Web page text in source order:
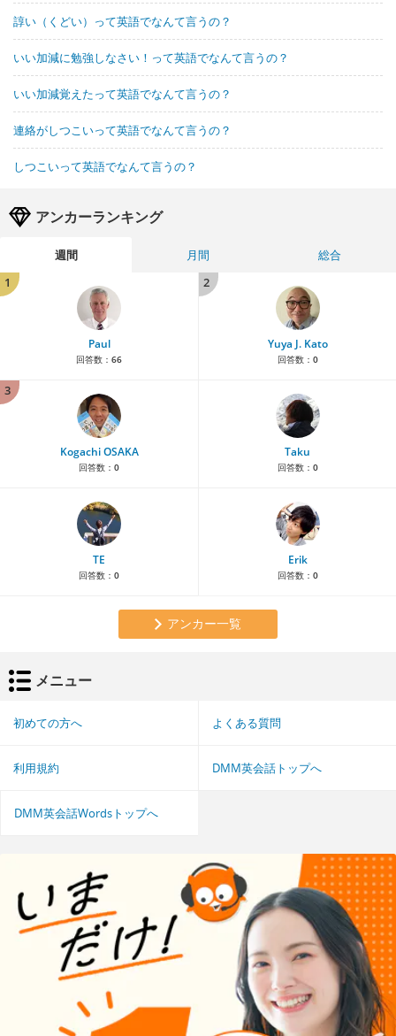
諄い（くどい）って英語でなんて言うの？
いい加減に勉強しなさい！って英語でなんて言うの？
いい加減覚えたって英語でなんて言うの？
連絡がしつこいって英語でなんて言うの？
しつこいって英語でなんて言うの？
アンカーランキング
週間 月間
総合
1
Paul
回答数： 66
2
Yuya J. Kato
回答数： 0
3
Kogachi OSAKA
回答数： 0
Taku
回答数： 0
TE
回答数： 0
Erik
回答数： 0
アンカー一覧
メニュー
初めての方へ よくある質問
利用規約 DMM英会話トップへ
DMM英会話Wordsトップへ